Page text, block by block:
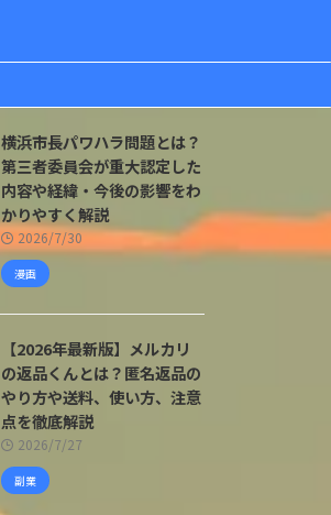
横浜市長パワハラ問題とは？
第三者委員会が重大認定した
内容や経緯・今後の影響をわ
かりやすく解説
2026/7/30
漫画
【2026年最新版】メルカリ
の返品くんとは？匿名返品の
やり方や送料、使い方、注意
点を徹底解説
2026/7/27
副業